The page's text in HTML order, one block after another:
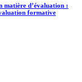
matière d’évaluation :
formative